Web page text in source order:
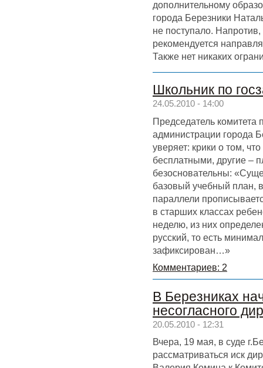
дополнительному
города Березники
не поступало.
рекомендуется
Также нет никаких
Школьник по
24.05.2010 - 14:00
Председатель комитета
администрации города
уверяет: крики о том,
бесплатными, другие –
безосновательны:
базовый учебный план,
параллели
в старших классах
неделю, из них
русский, то есть
зафиксирован…»
Комментариев: 2
В Березниках
несогласного
20.05.2010 - 12:31
Вчера, 19 мая, в суде
рассматриваться иск